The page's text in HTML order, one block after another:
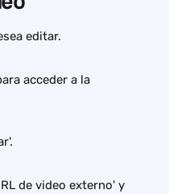
editar.
acceder a la
de video externo' y